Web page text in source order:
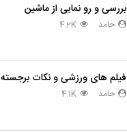
بررسی و رو نمایی از ماشین
حامد 4.2K
فیلم های ورزشی و نکات برجسته
حامد 4.1K